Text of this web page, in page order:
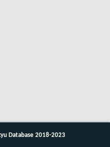
Database 2018-2023